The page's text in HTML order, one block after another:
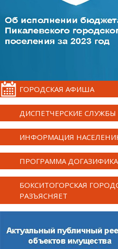
ГОРОДСКАЯ АФИША
ДИСПЕТЧЕРСКИЕ СЛУЖБЫ
ИНФОРМАЦИЯ
ПРОГРАММА
БОКСИТОГОРСКАЯ
РАЗЪЯСНЯЕТ